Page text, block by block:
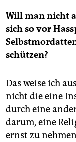
Will man nicht
sich so vor
schützen?
Das weise ich
nicht die eine
durch eine
darum, eine
ernst zu